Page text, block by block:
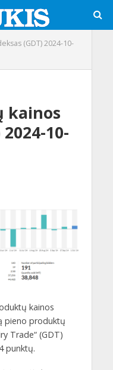
(GDT) 2024-10-
kainos
10-
kainos
pieno produktų
Trade“ (GDT)
punktų.